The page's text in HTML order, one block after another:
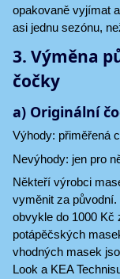
opakovaně vyjímat
asi jednu sezónu,
3. Výměna
čočky
a) Originální
Výhody: přiměřená
Nevýhody: jen pro
Někteří výrobci
vyměnit za
obvykle do 1000 Kč
potápěčských
vhodných masek
Look a KEA